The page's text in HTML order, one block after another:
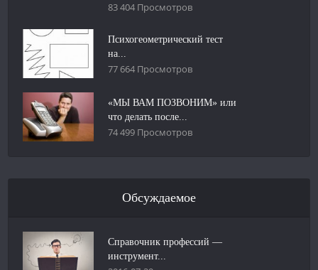
83 404 Просмотров
Психогеометрический тест
на...
77 664 Просмотров
«МЫ ВАМ ПОЗВОНИМ» или
что делать после...
74 499 Просмотров
Обсуждаемое
Справочник профессий —
инструмент...